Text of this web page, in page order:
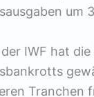
um
IWF hat
Tranchen